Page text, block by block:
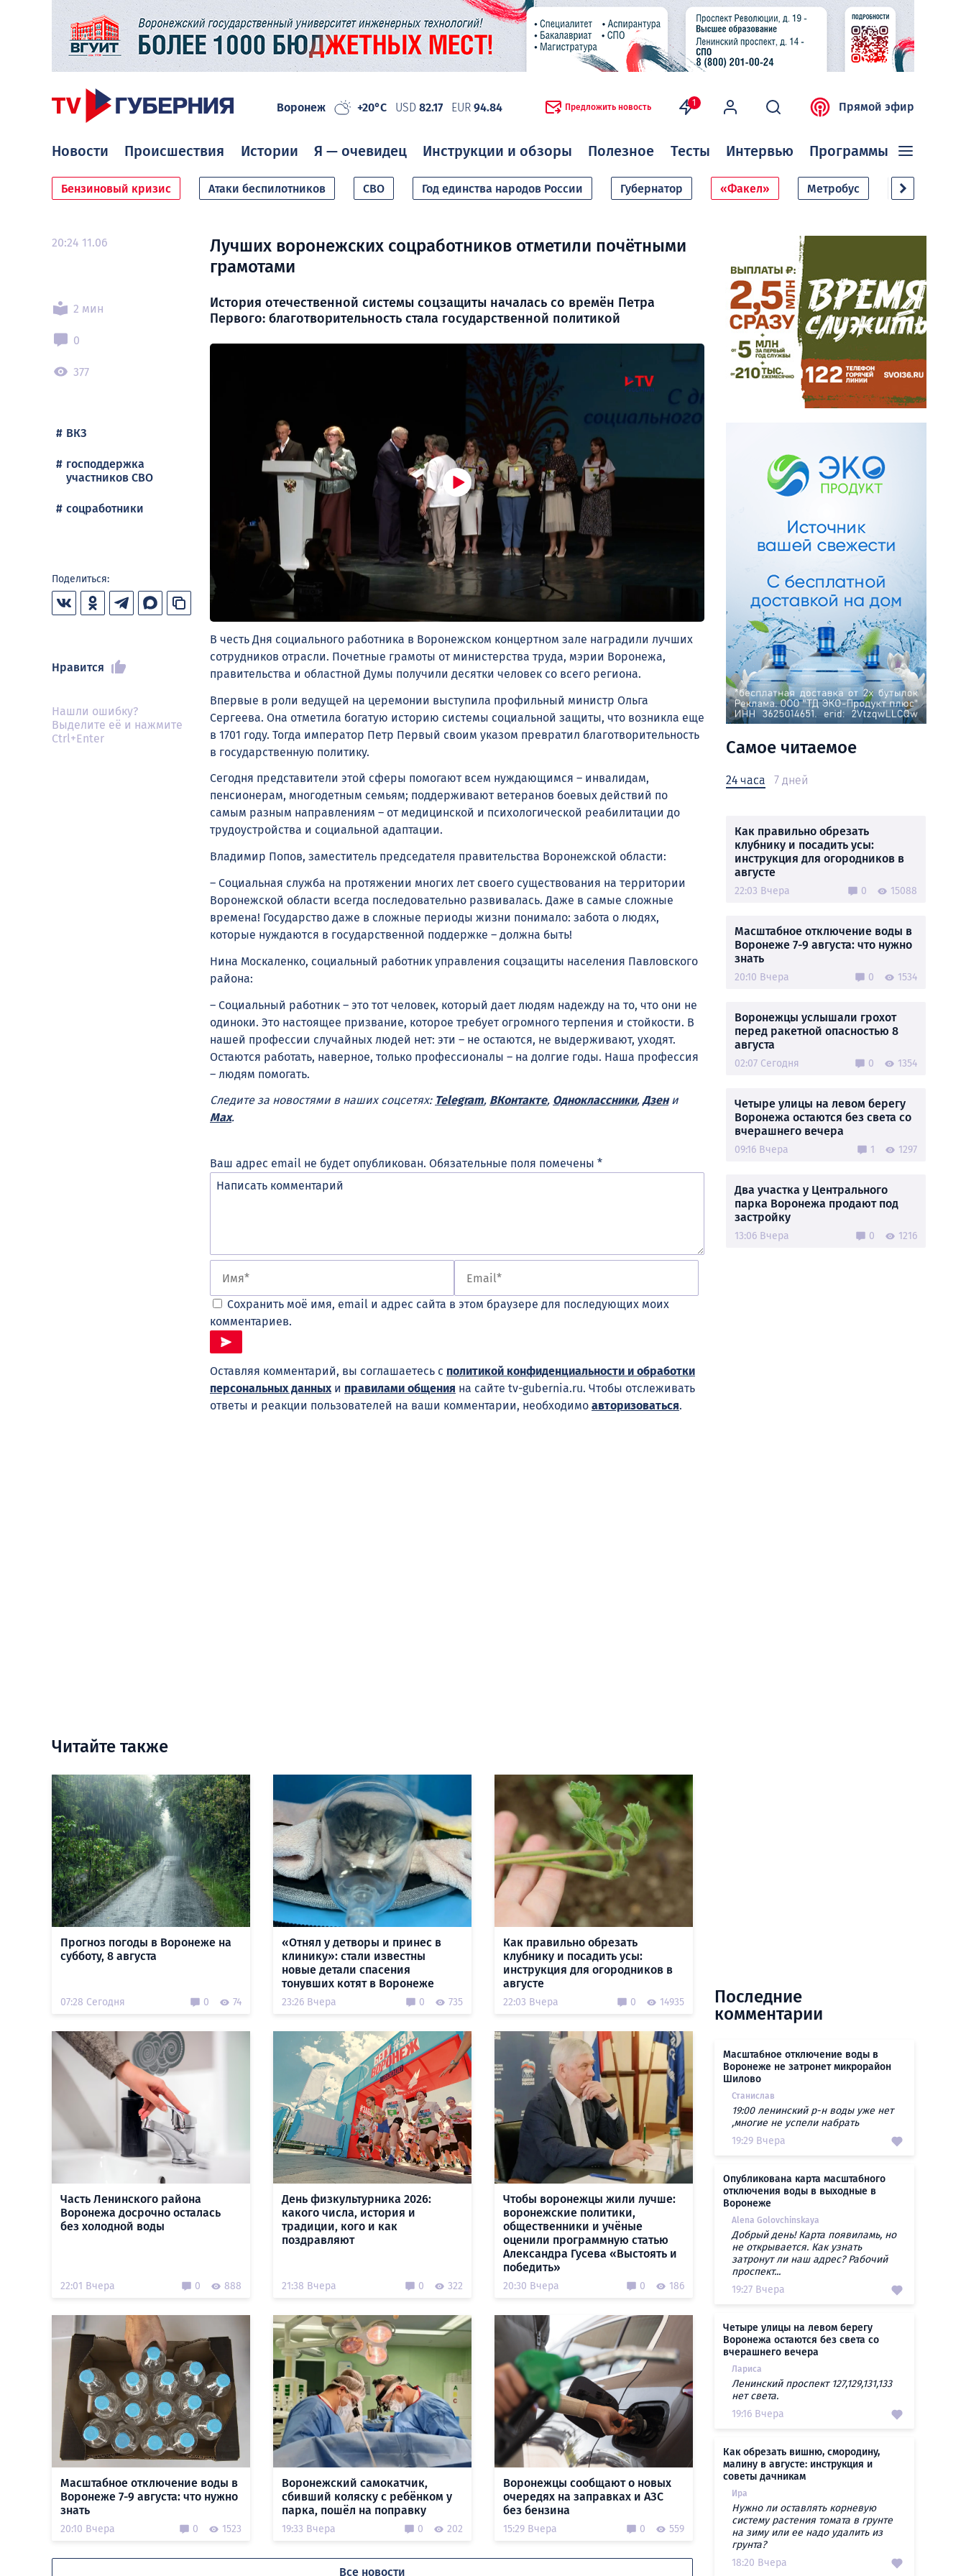
Воронеж +20°C USD 82.17 EUR 94.84 Предложить новость 1 Прямой эфир
Новости Происшествия Истории Я — очевидец Инструкции и обзоры Полезное Тесты Интервью Программы
Бензиновый кризис Атаки беспилотников СВО Год единства народов России Губернатор «Факел» Метробус Дачный
20:24 11.06
2 мин
0
377
ВКЗ
господдержка
участников СВО
соцработники
Поделиться:
Нравится
Нашли ошибку?
Выделите её и нажмите
Ctrl+Enter
Лучших воронежских соцработников отметили почётными
грамотами
История отечественной системы соцзащиты началась со времён Петра
Первого: благотворительность стала государственной политикой
В честь Дня социального работника в Воронежском концертном зале наградили лучших
сотрудников отрасли. Почетные грамоты от министерства труда, мэрии Воронежа,
правительства и областной Думы получили десятки человек со всего региона.
Впервые в роли ведущей на церемонии выступила профильный министр Ольга
Сергеева. Она отметила богатую историю системы социальной защиты, что возникла еще
в 1701 году. Тогда император Петр Первый своим указом превратил благотворительность
в государственную политику.
Сегодня представители этой сферы помогают всем нуждающимся – инвалидам,
пенсионерам, многодетным семьям; поддерживают ветеранов боевых действий по
самым разным направлениям – от медицинской и психологической реабилитации до
трудоустройства и социальной адаптации.
Владимир Попов, заместитель председателя правительства Воронежской области:
– Социальная служба на протяжении многих лет своего существования на территории
Воронежской области всегда последовательно развивалась. Даже в самые сложные
времена! Государство даже в сложные периоды жизни понимало: забота о людях,
которые нуждаются в государственной поддержке – должна быть!
Нина Москаленко, социальный работник управления соцзащиты населения Павловского
района:
– Социальный работник – это тот человек, который дает людям надежду на то, что они не
одиноки. Это настоящее призвание, которое требует огромного терпения и стойкости. В
нашей профессии случайных людей нет: эти – не остаются, не выдерживают, уходят.
Остаются работать, наверное, только профессионалы – на долгие годы. Наша профессия
– людям помогать.
Следите за новостями в наших соцсетях: Telegram, ВКонтакте, Одноклассники, Дзени
Max.
Ваш адрес email не будет опубликован. Обязательные поля помечены *
Сохранить моё имя, email и адрес сайта в этом браузере для последующих моих
комментариев.
Оставляя комментарий, вы соглашаетесь с политикой конфиденциальности и обработки
персональных данныхи правилами общения на сайте tv-gubernia.ru. Чтобы отслеживать
ответы и реакции пользователей на ваши комментарии, необходимо авторизоваться.
Самое читаемое
24 часа 7 дней
Как правильно обрезать
клубнику и посадить усы:
инструкция для огородников в
августе
22:03 Вчера 0 15088
Масштабное отключение воды в
Воронеже 7-9 августа: что нужно
знать
20:10 Вчера 0 1534
Воронежцы услышали грохот
перед ракетной опасностью 8
августа
02:07 Сегодня 0 1354
Четыре улицы на левом берегу
Воронежа остаются без света со
вчерашнего вечера
09:16 Вчера 1 1297
Два участка у Центрального
парка Воронежа продают под
застройку
13:06 Вчера 0 1216
Читайте также
Прогноз погоды в Воронеже на
субботу, 8 августа
07:28 Сегодня 0 74
«Отнял у детворы и принес в
клинику»: стали известны
новые детали спасения
тонувших котят в Воронеже
23:26 Вчера 0 735
Как правильно обрезать
клубнику и посадить усы:
инструкция для огородников в
августе
22:03 Вчера 0 14935
Часть Ленинского района
Воронежа досрочно осталась
без холодной воды
22:01 Вчера 0 888
День физкультурника 2026:
какого числа, история и
традиции, кого и как
поздравляют
21:38 Вчера 0 322
Чтобы воронежцы жили лучше:
воронежские политики,
общественники и учёные
оценили программную статью
Александра Гусева «Выстоять и
победить»
20:30 Вчера 0 186
Масштабное отключение воды в
Воронеже 7-9 августа: что нужно
знать
20:10 Вчера 0 1523
Воронежский самокатчик,
сбивший коляску с ребёнком у
парка, пошёл на поправку
19:33 Вчера 0 202
Воронежцы сообщают о новых
очередях на заправках и АЗС
без бензина
15:29 Вчера 0 559
Все новости
Последние
комментарии
Масштабное отключение воды в
Воронеже не затронет микрорайон
Шилово
Станислав
19:00 ленинский р-н воды уже нет
,многие не успели набрать
19:29 Вчера
Опубликована карта масштабного
отключения воды в выходные в
Воронеже
Alena Golovchinskaya
Добрый день! Карта появиламь, но
не открывается. Как узнать
затронут ли наш адрес? Рабочий
проспект...
19:27 Вчера
Четыре улицы на левом берегу
Воронежа остаются без света со
вчерашнего вечера
Лариса
Ленинский проспект 127,129,131,133
нет света.
19:16 Вчера
Как обрезать вишню, смородину,
малину в августе: инструкция и
советы дачникам
Ира
Нужно ли оставлять корневую
систему растения томата в грунте
на зиму или ее надо удалить из
грунта?
18:20 Вчера